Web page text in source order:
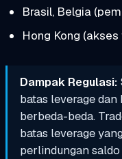
Brasil, Belgia
Hong Kong
Dampak Regulasi:
batas leverage
berbeda-beda.
batas leverage
perlindungan